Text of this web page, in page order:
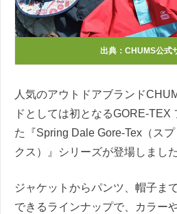
出典： CHUMS公式
人気のアウトドアブランド
ドとしては初となるGORE-TEX
た『Spring Dale Gore-Tex（ス
クス）』シリーズが登場しました
ジャケットからパンツ、帽子ま
できるラインナップで、カラー